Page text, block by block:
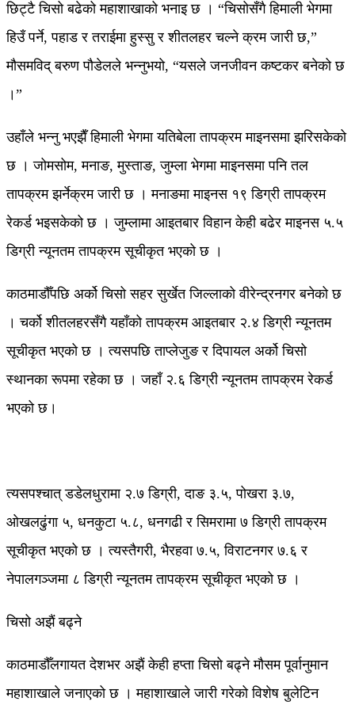
छिट्टै चिसो बढेको महाशाखाको भनाइ छ । “चिसोसँगै हिमाली भेगमा
हिउँ पर्ने, पहाड र तराईमा हुस्सु र शीतलहर चल्ने क्रम जारी छ,”
मौसमविद् बरुण पौडेलले भन्नुभयो, “यसले जनजीवन कष्टकर बनेको छ
।”
उहाँले भन्नु भएझैँ हिमाली भेगमा यतिबेला तापक्रम माइनसमा झरिसकेको
छ । जोमसोम, मनाङ, मुस्ताङ, जुम्ला भेगमा माइनसमा पनि तल
तापक्रम झर्नेक्रम जारी छ । मनाङमा माइनस १९ डिग्री तापक्रम
रेकर्ड भइसकेको छ । जुम्लामा आइतबार विहान केही बढेर माइनस ५.५
डिग्री न्यूनतम तापक्रम सूचीकृत भएको छ ।
काठमाडौँपछि अर्को चिसो सहर सुर्खेत जिल्लाको वीरेन्द्रनगर बनेको छ
। चर्को शीतलहरसँगै यहाँको तापक्रम आइतबार २.४ डिग्री न्यूनतम
सूचीकृत भएको छ । त्यसपछि ताप्लेजुङ र दिपायल अर्को चिसो
स्थानका रूपमा रहेका छ । जहाँ २.६ डिग्री न्यूनतम तापक्रम रेकर्ड
भएको छ।
त्यसपश्चात् डडेलधुरामा २.७ डिग्री, दाङ ३.५, पोखरा ३.७,
ओखलढुंगा ५, धनकुटा ५.८, धनगढी र सिमरामा ७ डिग्री तापक्रम
सूचीकृत भएको छ । त्यस्तैगरी, भैरहवा ७.५, विराटनगर ७.६ र
नेपालगञ्जमा ८ डिग्री न्यूनतम तापक्रम सूचीकृत भएको छ ।
चिसो अझैं बढ्ने
काठमाडौँलगायत देशभर अझैं केही हप्ता चिसो बढ्ने मौसम पूर्वानुमान
महाशाखाले जनाएको छ । महाशाखाले जारी गरेको विशेष बुलेटिन